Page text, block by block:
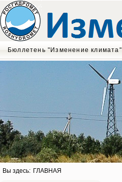
Бюллетень "Изменение климата"
Вы здесь: ГЛАВНАЯ